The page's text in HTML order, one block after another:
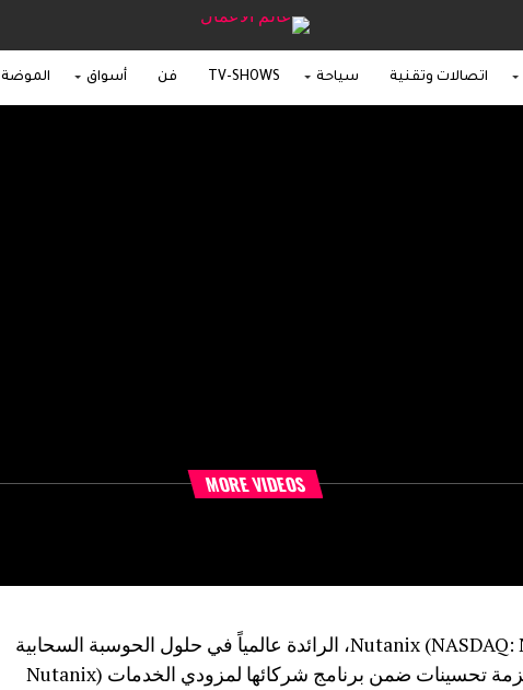
اتصالات وتقنية سياحة TV-SHOWS فن أسواق الموضة
MORE VIDEOS
» Nutanix (NASDAQ: NTNX)، الرائدة عالمياً في حلول الحوسبة السحابية
الهجينة والمتعددة، عن منصة جديدة وحزمة تحسينات ضمن برنامج شركائها لمزودي الخدمات (Nutanix